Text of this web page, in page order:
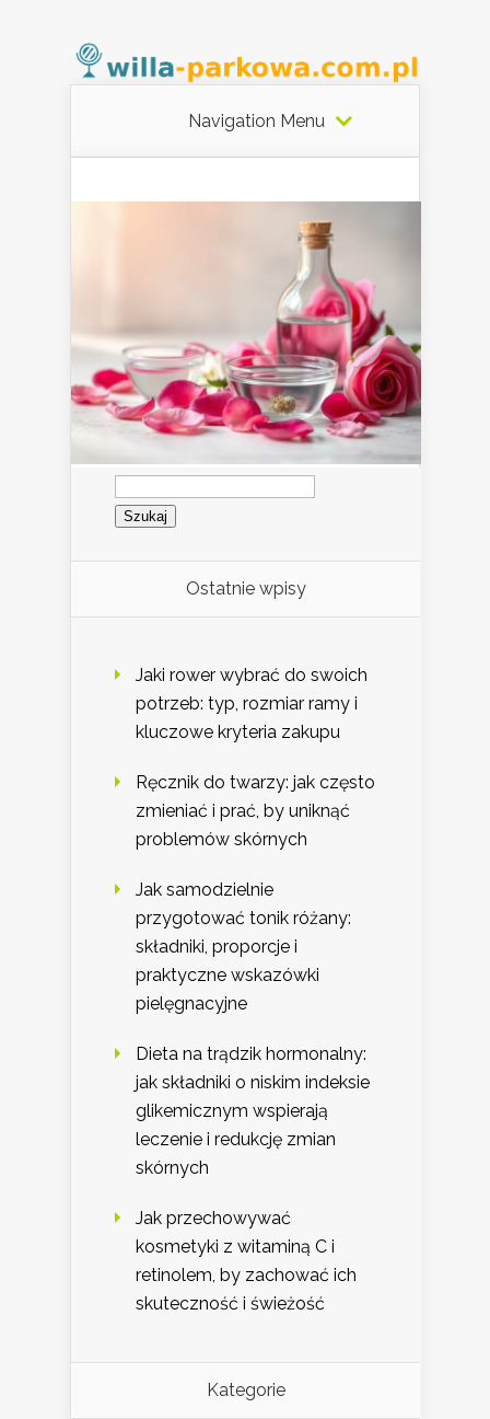
Navigation Menu
Szukaj:
Ostatnie wpisy
Jaki rower wybrać do swoich
potrzeb: typ, rozmiar ramy i
kluczowe kryteria zakupu
Ręcznik do twarzy: jak często
zmieniać i prać, by uniknąć
problemów skórnych
Jak samodzielnie
przygotować tonik różany:
składniki, proporcje i
praktyczne wskazówki
pielęgnacyjne
Dieta na trądzik hormonalny:
jak składniki o niskim indeksie
glikemicznym wspierają
leczenie i redukcję zmian
skórnych
Jak przechowywać
kosmetyki z witaminą C i
retinolem, by zachować ich
skuteczność i świeżość
Kategorie